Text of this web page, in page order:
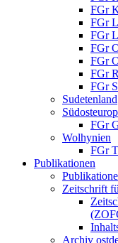
FGr
FGr
FGr
FGr
FGr
FGr
FGr
Sudetenland
FGr
Wolhynien
FGr
Publikationen
Zeitschrift
Archiv